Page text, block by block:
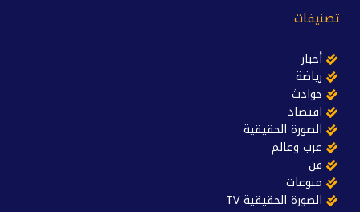
تصنيفات
أخبار
رياضة
حوادث
اقتصاد
الصورة الحقيقية
عرب وعالم
فن
منوعات
الصورة الحقيقية TV